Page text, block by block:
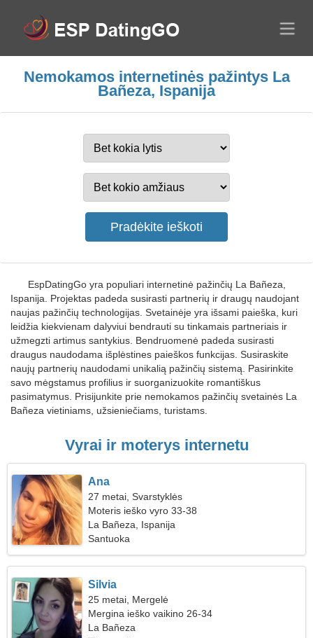
Nemokamos internetinės pažintys La
Bañeza, Ispanija
EspDatingGo yra populiari internetinė pažinčių La Bañeza,
Ispanija. Projektas padeda susirasti partnerių ir draugų naudojant
naujas pažinčių technologijas. Svetainėje yra išsami paieška, kuri
leidžia kiekvienam dalyviui bendrauti su tinkamais partneriais ir
užmegzti artimus santykius. Bendruomenė padeda susirasti
draugus naudodama išplėstines paieškos funkcijas. Susiraskite
naujų partnerių naudodami unikalią pažinčių sistemą. Pasirinkite
savo mėgstamus profilius ir suorganizuokite romantiškus
pasimatymus. Prisijunkite prie nemokamos pažinčių svetainės La
Bañeza vietiniams, užsieniečiams, turistams.
Vyrai ir moterys internetu
Ana
27 metai, Svarstyklės
Moteris ieško vyro 33-38
La Bañeza, Ispanija
Santuoka
Silvia
25 metai, Mergelė
Mergina ieško vaikino 26-34
La Bañeza